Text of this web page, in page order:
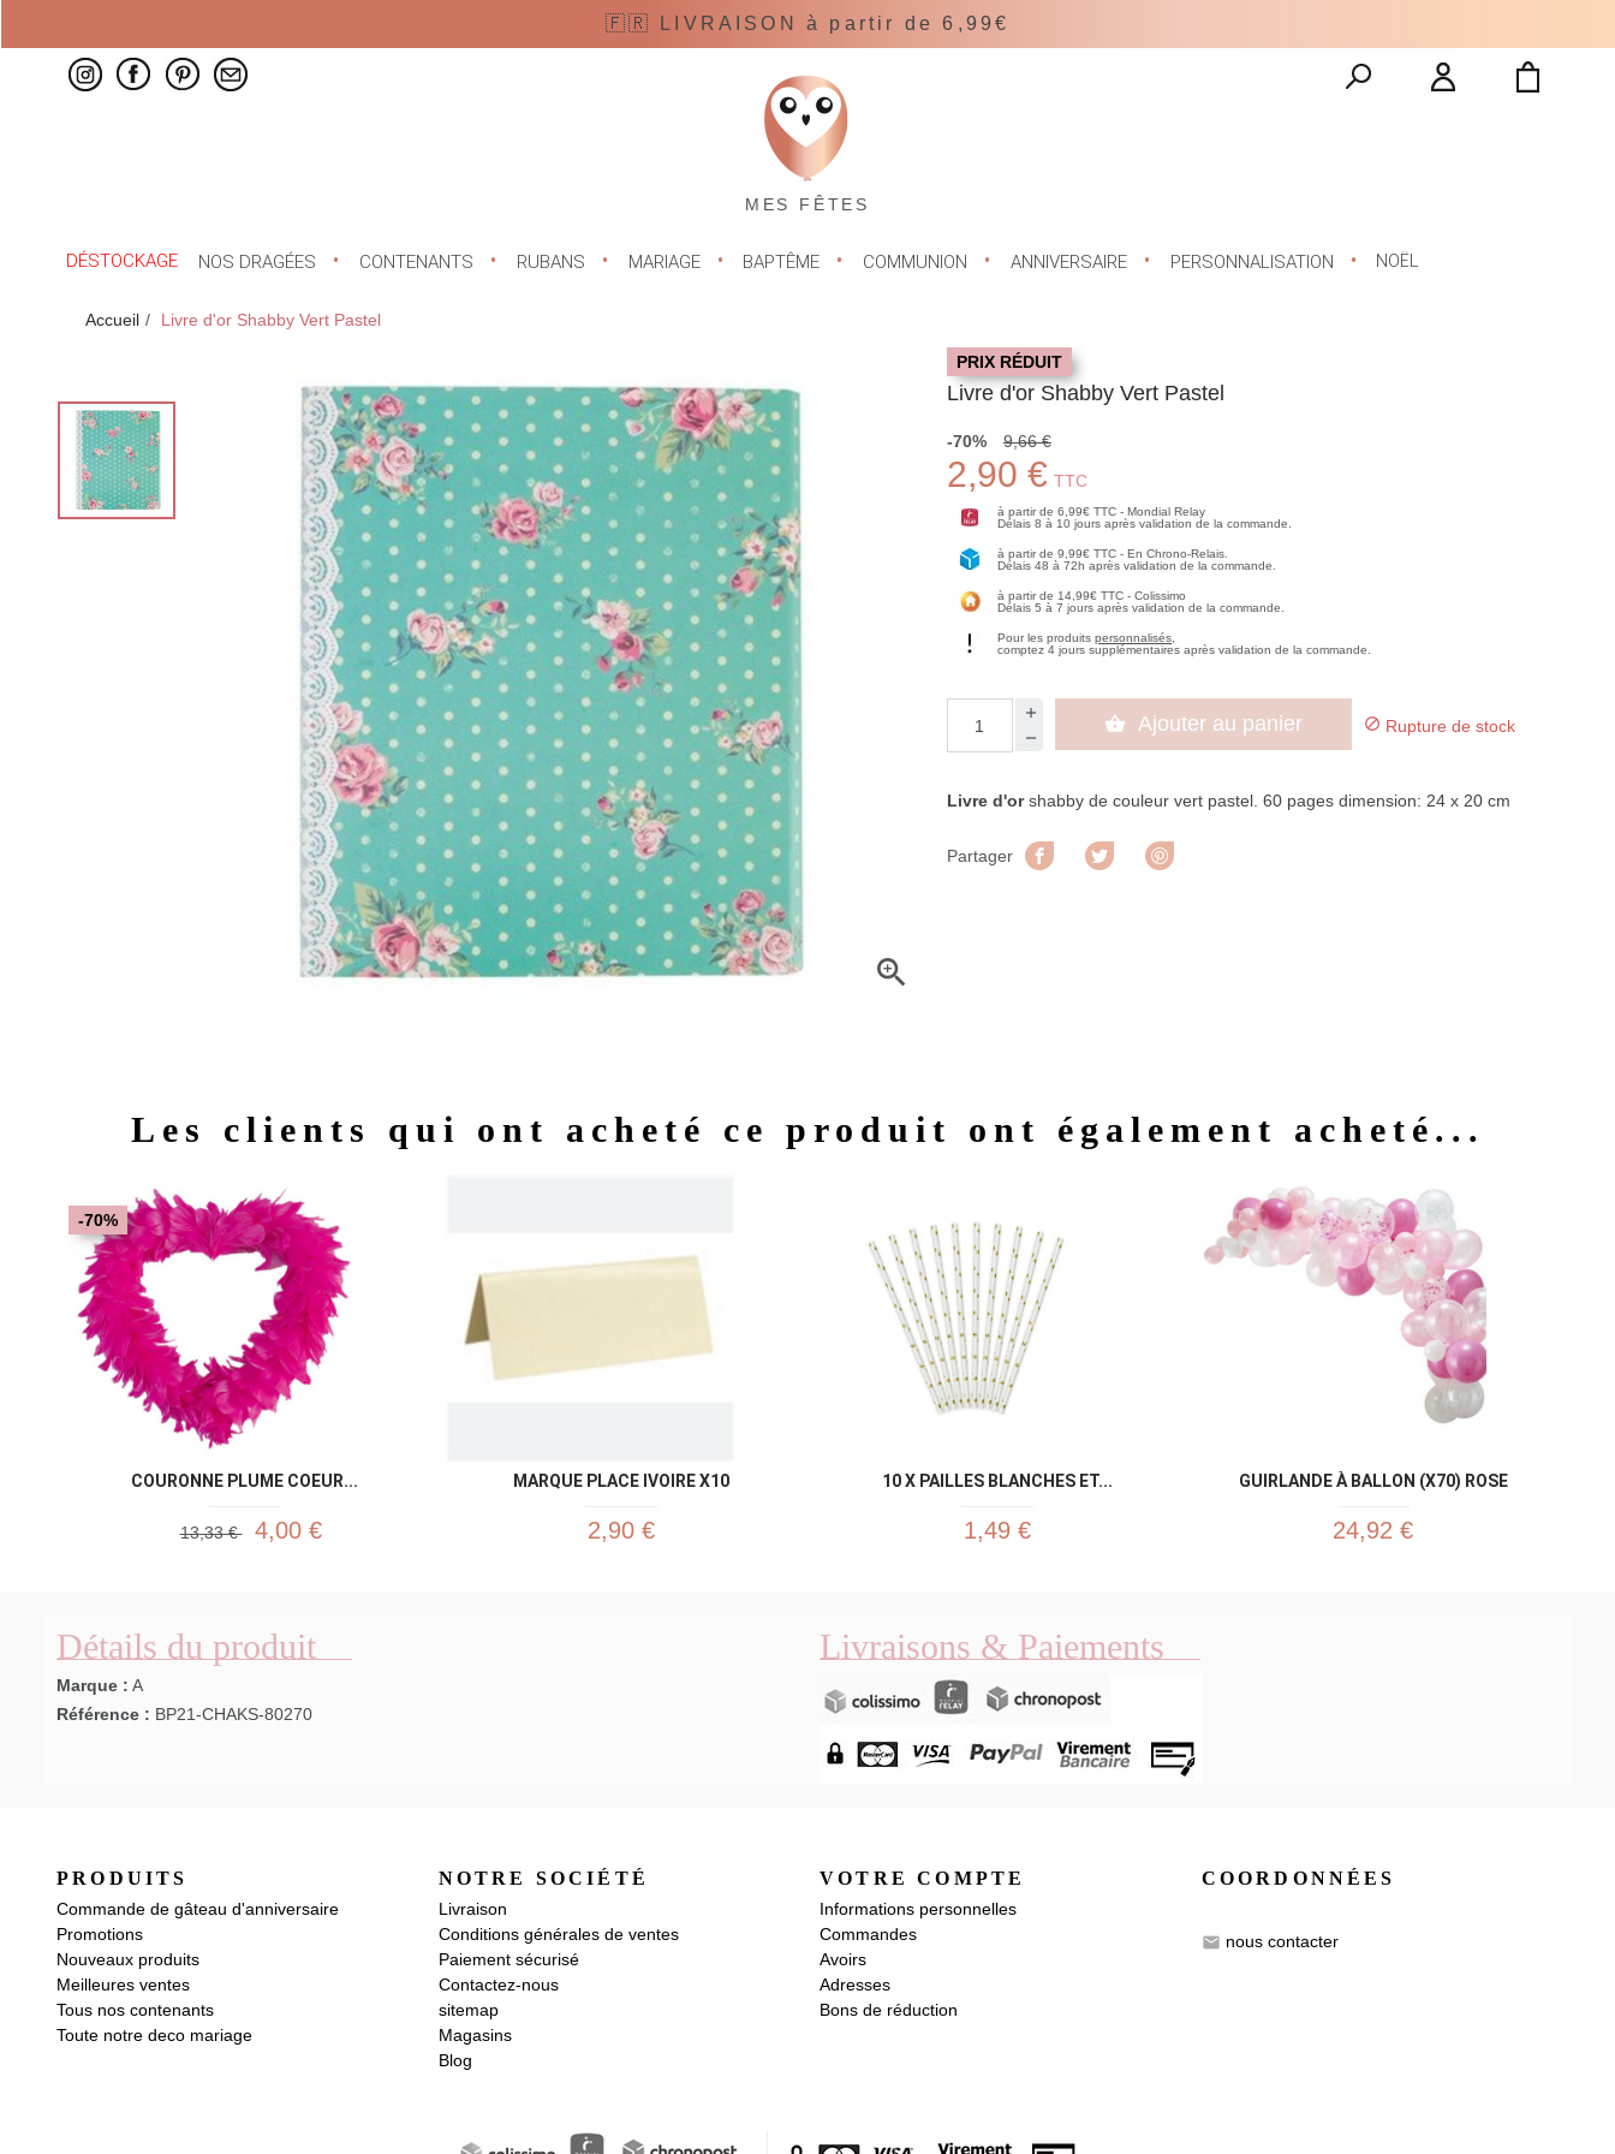
🇫🇷 LIVRAISON à partir de 6,99€
MES FÊTES
DÉSTOCKAGE NOS DRAGÉES CONTENANTS RUBANS MARIAGE BAPTÊME COMMUNION ANNIVERSAIRE PERSONNALISATION NOËL
Accueil Livre d'or Shabby Vert Pastel

PRIX RÉDUIT
Livre d'or Shabby Vert Pastel
-70% 9,66 €
2,90 € TTC
à partir de 6,99€ TTC - Mondial Relay
Délais 8 à 10 jours après validation de la commande.
à partir de 9,99€ TTC - En Chrono-Relais.
Délais 48 à 72h après validation de la commande.
à partir de 14,99€ TTC - Colissimo
Délais 5 à 7 jours après validation de la commande.
Pour les produitspersonnalisés
comptez 4 jours supplémentaires après validation de la commande.
 Ajouter au panier  Rupture de stock
Livre d'orshabby de couleur vert pastel. 60 pages dimension: 24 x 20 cm
Partager Partager Tweet
Les clients qui ont acheté ce produit ont également acheté...
COURONNE PLUME COEUR...
-70%
13,33 € 4,00 €
MARQUE PLACE IVOIRE X10
2,90 €
10 X PAILLES BLANCHES ET...
1,49 €
Aperçu rapide
GUIRLANDE À BALLON (X70) ROSE
24,92 €
Détails du produit
Marque : A
Référence : BP21-CHAKS-80270
Livraisons & Paiements
PRODUITS
Commande de gâteau d'anniversaire
Promotions
Nouveaux produits
Meilleures ventes
Tous nos contenants
Toute notre deco mariage
NOTRE SOCIÉTÉ
Livraison
Conditions générales de ventes
Paiement sécurisé
Contactez-nous
sitemap
Magasins
Blog
VOTRE COMPTE
Informations personnelles
Commandes
Avoirs
Adresses
Bons de réduction
COORDONNÉES
email nous contacter